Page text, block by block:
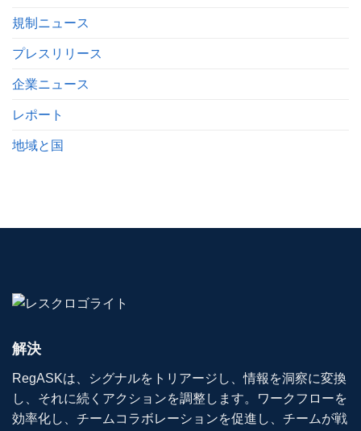
規制ニュース
プレスリリース
企業ニュース
レポート
地域と国
解決
RegASKは、シグナルをトリアージし、情報を洞察に変換
し、それに続くアクションを調整します。ワークフローを
効率化し、チームコラボレーションを促進し、チームが戦